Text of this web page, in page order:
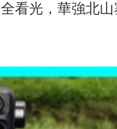
全看光，華強北